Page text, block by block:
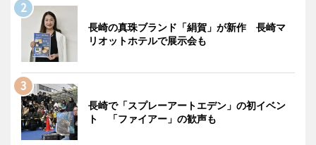
長崎の真珠ブランド「絹賀」が新作 長崎マ
リオットホテルで展示会も
長崎で「スプレーアートエデン」の初イベン
ト 「ファイアー」の歓声も